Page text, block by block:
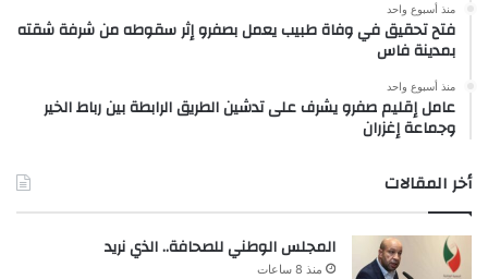
منذ أسبوع واحد
فتح تحقيق في وفاة طبيب يعمل بصفرو إثر سقوطه من شرفة شقته
بمدينة فاس
منذ أسبوع واحد
عامل إقليم صفرو يشرف على تدشين الطريق الرابطة بين رباط الخير
وجماعة إغزران
أخر المقالات
المجلس الوطني للصحافة.. الذي نريد
منذ 8 ساعات